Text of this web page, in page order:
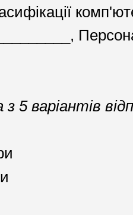
5 варіантів